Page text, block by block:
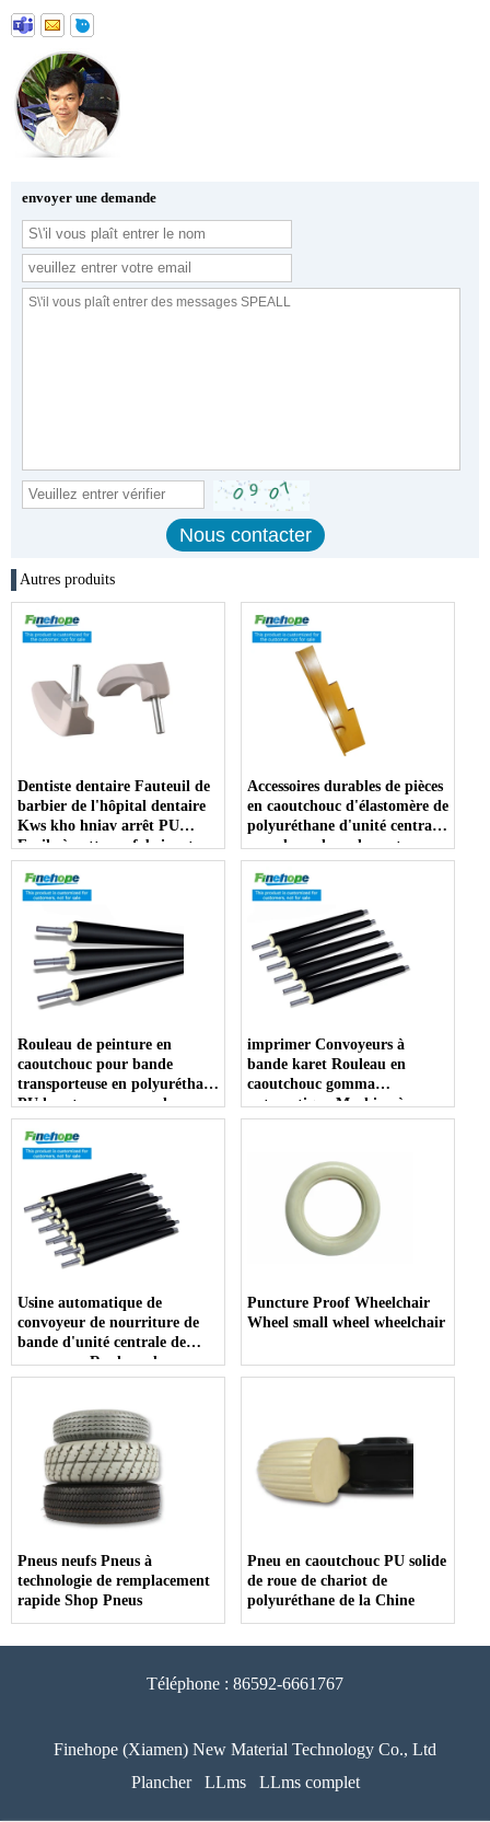
envoyer une demande
Autres produits
Dentiste dentaire Fauteuil de
barbier de l'hôpital dentaire
Kws kho hniav arrêt PU
Facile à nettoyer fabricant
résistant à la saleté dentiste
accoudoir producteur
Accessoires durables de pièces
en caoutchouc d'élastomère de
polyuréthane d'unité centrale
pour le rouleau de route
Rouleau de peinture en
caoutchouc pour bande
transporteuse en polyuréthane
PU karet sur mesure de
l'industrie
imprimer Convoyeurs à
bande karet Rouleau en
caoutchouc gomma
automatique Machine à
plastifier
Usine automatique de
convoyeur de nourriture de
bande d'unité centrale de
convoyeur Rouleau de
polyuréthane en caoutchouc
Puncture Proof Wheelchair
Wheel small wheel wheelchair
Pneus neufs Pneus à
technologie de remplacement
rapide Shop Pneus
Pneu en caoutchouc PU solide
de roue de chariot de
polyuréthane de la Chine
Téléphone : 86592-6661767
Finehope (Xiamen) New Material Technology Co., Ltd
Plancher
LLms LLms complet